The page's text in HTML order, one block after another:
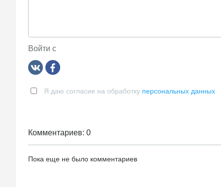
Войти с
Я даю согласие на обработку персональных данных
Комментариев: 0
Пока еще не было комментариев